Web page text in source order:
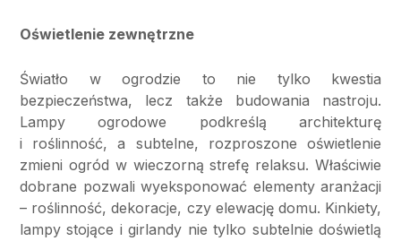
Oświetlenie zewnętrzne
Światło w ogrodzie to nie tylko kwestia
bezpieczeństwa, lecz także budowania nastroju.
Lampy ogrodowe podkreślą architekturę
i roślinność, a subtelne, rozproszone oświetlenie
zmieni ogród w wieczorną strefę relaksu. Właściwie
dobrane pozwali wyeksponować elementy aranżacji
– roślinność, dekoracje, czy elewację domu. Kinkiety,
lampy stojące i girlandy nie tylko subtelnie doświetlą